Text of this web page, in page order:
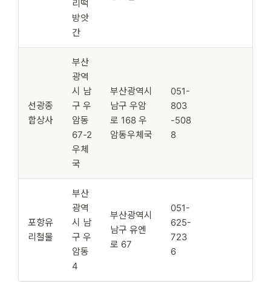
리떡
방앗
간
선광종
합상사
부산
광역
시 남
구 우
암동
67-2
우체
국
부산광역시
남구 우암
로 168 우
암동우체국
051-
803
-508
8
포항유
리철물
부산
광역
시 남
구 우
암동
4
부산광역시
남구 유엔
로 67
051-
625-
723
6